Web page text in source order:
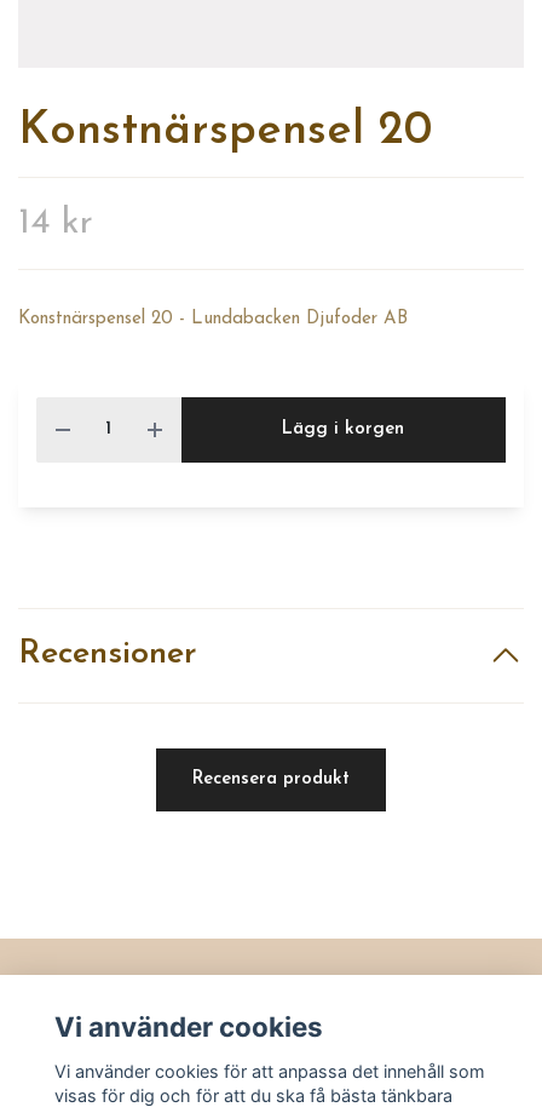
Konstnärspensel 20
14 kr
Konstnärspensel 20 - Lundabacken Djufoder AB
Lägg i korgen
Recensioner
Recensera produkt
Köpvillkor
Kontakt
Utvalt
Vi använder cookies
Vi använder cookies för att anpassa det innehåll som
visas för dig och för att du ska få bästa tänkbara